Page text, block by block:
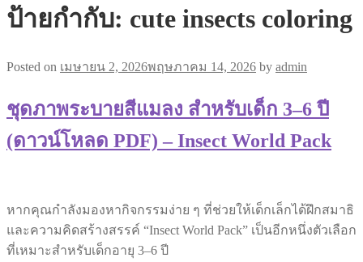
ป้ายกำกับ: cute insects coloring
Posted on เมษายน 2, 2026พฤษภาคม 14, 2026 by admin
ชุดภาพระบายสีแมลง สำหรับเด็ก 3–6 ปี
(ดาวน์โหลด PDF) – Insect World Pack
หากคุณกำลังมองหากิจกรรมง่าย ๆ ที่ช่วยให้เด็กเล็กได้ฝึกสมาธิ
และความคิดสร้างสรรค์ “Insect World Pack” เป็นอีกหนึ่งตัวเลือก
ที่เหมาะสำหรับเด็กอายุ 3–6 ปี